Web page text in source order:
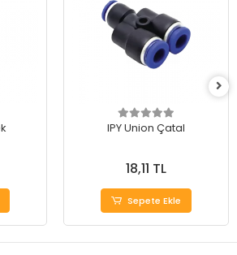
IPY Union Çatal
18,11 TL
Sepete Ekle